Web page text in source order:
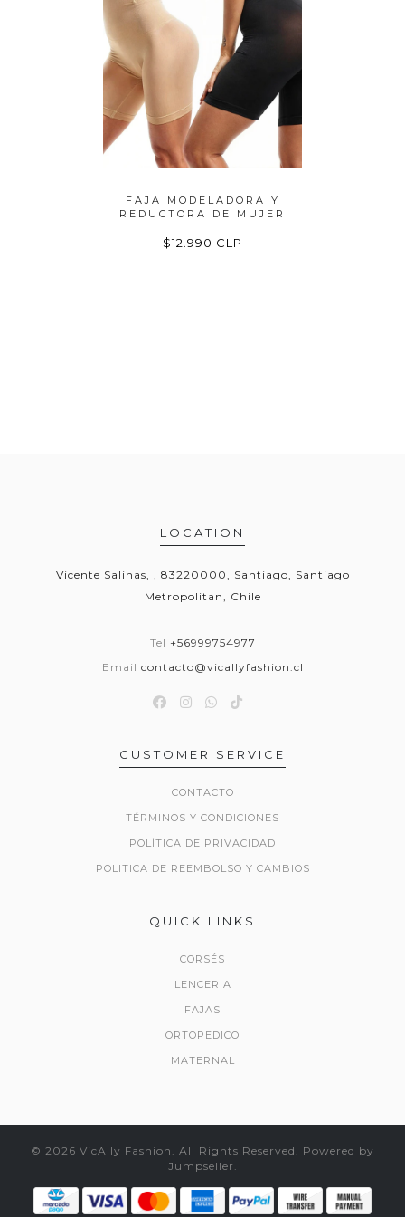
FAJA MODELADORA Y
REDUCTORA DE MUJER
$12.990 CLP
LOCATION
Vicente Salinas, , 83220000, Santiago, Santiago
Metropolitan, Chile
Tel +56999754977
Email contacto@vicallyfashion.cl
CUSTOMER SERVICE
CONTACTO
TÉRMINOS Y CONDICIONES
POLÍTICA DE PRIVACIDAD
POLITICA DE REEMBOLSO Y CAMBIOS
QUICK LINKS
CORSÉS
LENCERIA
FAJAS
ORTOPEDICO
MATERNAL
© 2026 VicAlly Fashion. All Rights Reserved. Powered by
Jumpseller